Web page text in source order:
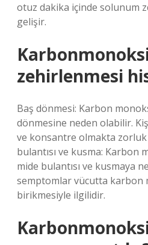
otuz dakika içinde solunum
gelişir.
zehirlenmesi
Baş dönmesi: Karbon
dönmesine neden olabilir.
ve konsantre olmakta
bulantısı ve kusma: Karbon
mide bulantısı ve kusmaya
semptomlar vücutta karbon
birikmesiyle ilgilidir.